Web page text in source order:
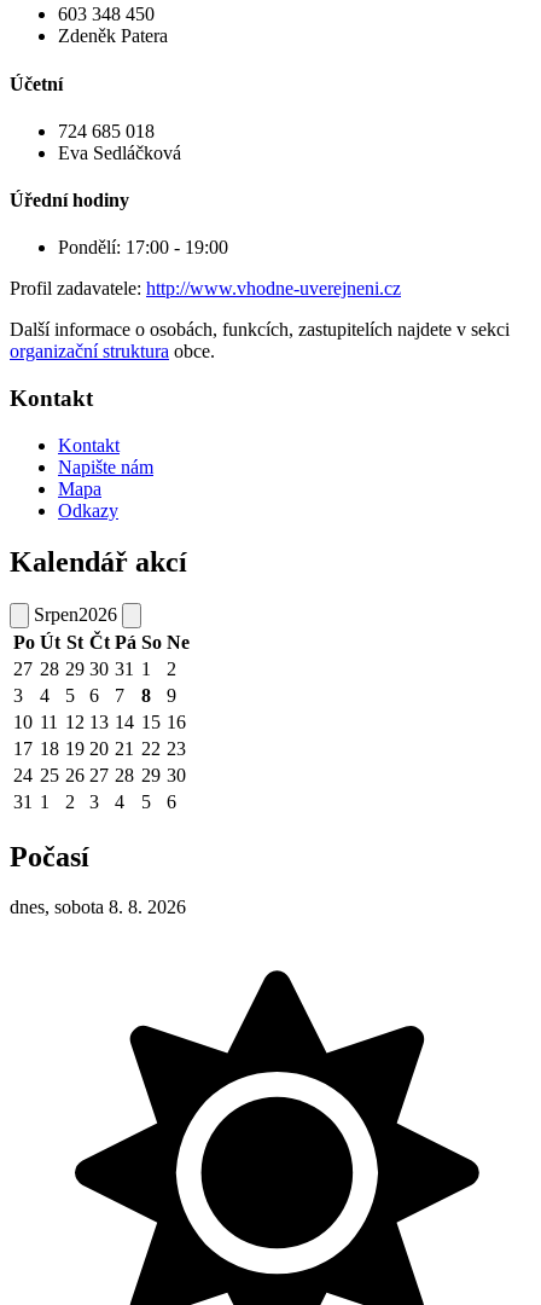
603 348 450
Zdeněk Patera
Účetní
724 685 018
Eva Sedláčková
Úřední hodiny
Pondělí: 17:00 - 19:00
Profil zadavatele: http://www.vhodne-uverejneni.cz
Další informace o osobách, funkcích, zastupitelích najdete v sekci
organizační struktura obce.
Kontakt
Kontakt
Napište nám
Mapa
Odkazy
Kalendář akcí
Srpen2026
Po Út St Čt Pá So Ne
27 28 29 30 31 1
2
3
4 5 6 7 8
9
10 11 12 13 14 15 16
17 18 19 20 21 22 23
24 25 26 27 28 29 30
31 1 2 3 4 5 6
Počasí
dnes, sobota 8. 8. 2026